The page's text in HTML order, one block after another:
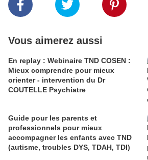
Vous aimerez aussi
En replay : Webinaire TND COSEN :
Mieux comprendre pour mieux
orienter - intervention du Dr
COUTELLE Psychiatre
Guide pour les parents et
professionnels pour mieux
accompagner les enfants avec TND
(autisme, troubles DYS, TDAH, TDI)